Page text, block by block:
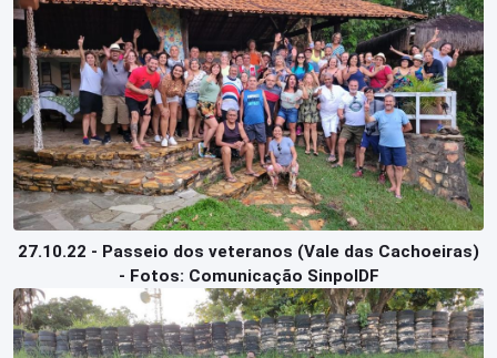
27.10.22 - Passeio dos veteranos (Vale das Cachoeiras)
- Fotos: Comunicação SinpolDF